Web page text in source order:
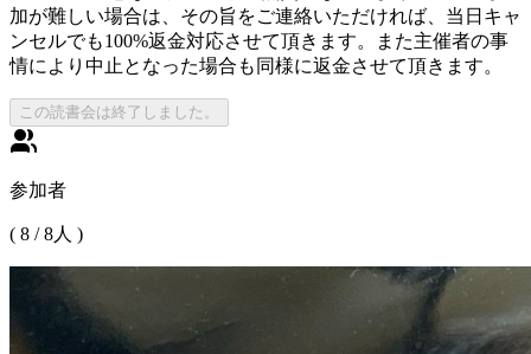
加が難しい場合は、その旨をご連絡いただければ、当日キャ
ンセルでも100%返金対応させて頂きます。また主催者の事
情により中止となった場合も同様に返金させて頂きます。
この読書会は終了しました。
参加者
( 8 /8人 )